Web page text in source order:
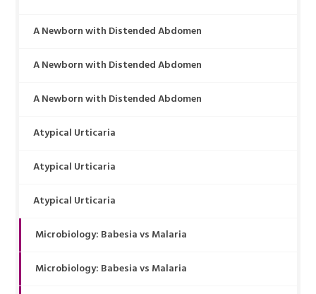
A Newborn with Distended Abdomen
A Newborn with Distended Abdomen
A Newborn with Distended Abdomen
Atypical Urticaria
Atypical Urticaria
Atypical Urticaria
Microbiology: Babesia vs Malaria
Microbiology: Babesia vs Malaria